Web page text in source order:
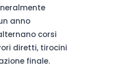
anno
corsi
diretti, tirocini
finale.